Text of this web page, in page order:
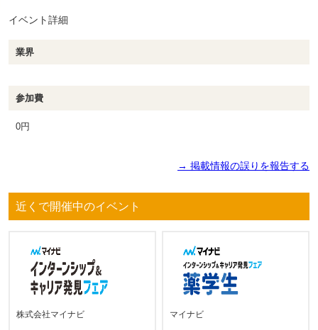
イベント詳細
業界
参加費
0円
→ 掲載情報の誤りを報告する
近くで開催中のイベント
株式会社マイナビ マイナビ